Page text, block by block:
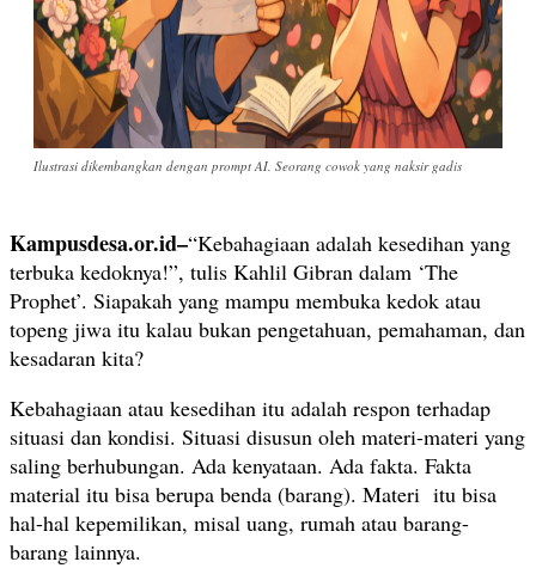
Ilustrasi dikembangkan dengan prompt AI. Seorang cowok yang naksir gadis
Kampusdesa.or.id–“Kebahagiaan adalah kesedihan yang
terbuka kedoknya!”, tulis Kahlil Gibran dalam ‘The
Prophet’. Siapakah yang mampu membuka kedok atau
topeng jiwa itu kalau bukan pengetahuan, pemahaman, dan
kesadaran kita?
Kebahagiaan atau kesedihan itu adalah respon terhadap
situasi dan kondisi. Situasi disusun oleh materi-materi yang
saling berhubungan. Ada kenyataan. Ada fakta. Fakta
material itu bisa berupa benda (barang). Materi itu bisa
hal-hal kepemilikan, misal uang, rumah atau barang-
barang lainnya.